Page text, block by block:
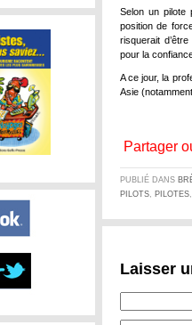
Selon un pilote
position de
risquerait
pour la
A ce jour, la
Asie
Partager
PUBLIÉ DANS
PILOTS, PILOTES,
Laisser